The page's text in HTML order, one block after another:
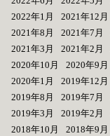
2022年1月
2021年12月
2021年8月
2021年7月
2021年3月
2021年2月
2020年10月
2020年9月
2020年1月
2019年12月
2019年8月
2019年7月
2019年3月
2019年2月
2018年10月
2018年9月